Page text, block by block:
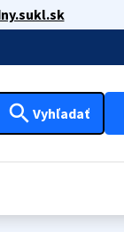
search Vyhľadať